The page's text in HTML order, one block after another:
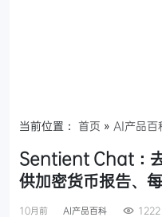
当前位置： 首页 » AI产品百
Sentient Chat：
供加密货币报告、
10月前 AI产品百科 1222